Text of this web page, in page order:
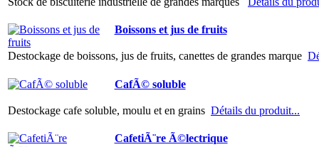
Boissons et jus de fruits
Destockage de boissons, jus de fruits, canettes de grandes marque
CafÃ© soluble
Destockage cafe soluble, moulu et en grains Détails du produit...
CafetiÃ¨re Ã©lectrique